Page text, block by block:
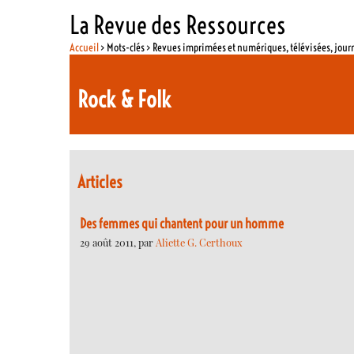
La Revue des Ressources
Accueil> Mots-clés > Revues imprimées et numériques, télévisées,
Rock & Folk
Articles
Des femmes qui chantent pour un homme
29 août 2011, parAliette G. Certhoux